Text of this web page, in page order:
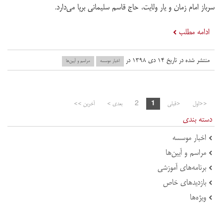
سرباز امام زمان و یار ولایت، حاج قاسم سلیمانی برپا می‌دارد.
ادامه مطلب
منتشر شده در تاریخ ۱۴ دی ۱۳۹۸ در اخبار موسسه مراسم و آیین‌ها
<<اول <قبلی 1
2 بعدی > آخرین >>
دسته بندی
اخبار موسسه
مراسم و آیین‌ها
برنامه‌های آموزشی
بازدید‌های خاص
ویژه‌ها